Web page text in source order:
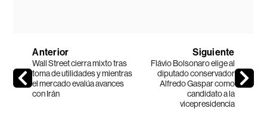
Anterior
Wall Street cierra mixto tras
toma de utilidades y mientras
el mercado evalúa avances
con Irán
Siguiente
Flávio Bolsonaro elige al
diputado conservador
Alfredo Gaspar como
candidato a la
vicepresidencia